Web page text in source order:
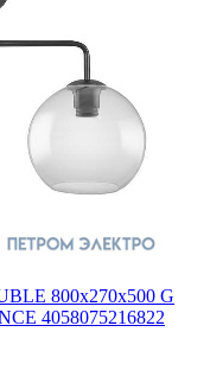
800х270х500 G
4058075216822